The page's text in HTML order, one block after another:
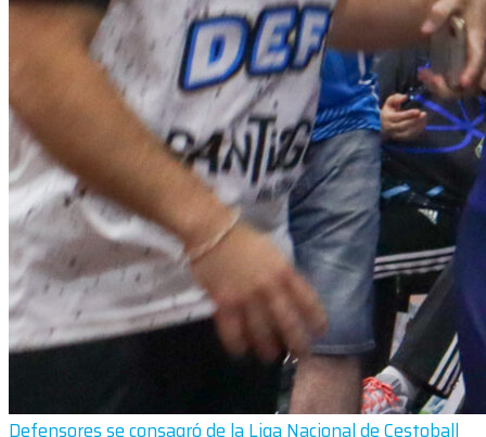
Defensores se consagró de la Liga Nacional de Cestoball